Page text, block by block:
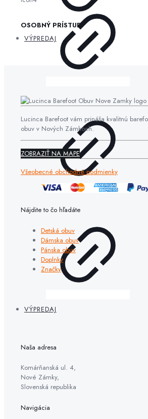
VÝPREDAJ
VÝPREDAJ
OSOBNÝ PRÍSTUP
Lucinca Barefoot vám prináša kvalitnú
obuv v Nových Zámkoch.
ZOBRAZIŤ NA MAPE
Všeobecné obchodné podmienky
Nájdite to čo hľadáte
Detská obuv
Dámska obuv
Pánska obuv
Doplnky
Značky
Naša adresa
Komárňanská ul. 4,
Nové Zámky,
Slovenská republika
Navigácia